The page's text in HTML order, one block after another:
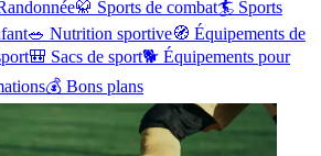
🥋 Sports de combat🏄 Sports
🥗 Nutrition sportive🧭 Équipements de
🎒 Sacs de sport🐕 Équipements pour
💰 Bons plans